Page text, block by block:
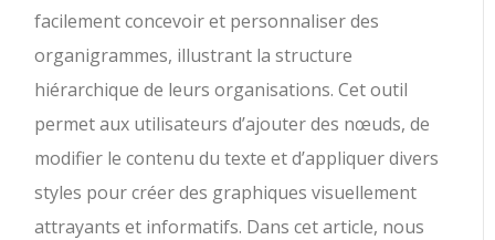
facilement concevoir et personnaliser des
organigrammes, illustrant la structure
hiérarchique de leurs organisations. Cet outil
permet aux utilisateurs d’ajouter des nœuds, de
modifier le contenu du texte et d’appliquer divers
styles pour créer des graphiques visuellement
attrayants et informatifs. Dans cet article, nous